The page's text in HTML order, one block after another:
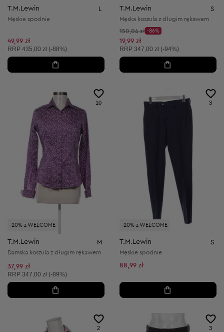
T.M.Lewin L
Męskie spodnie
49,99 zł
Cena sugerowana:
RRP 435,00 zł (-88%)
T.M.Lewin S
Męska koszula z długim rękawem
Cena początkowa:
150,04 zł
Discount Price:
-86%
Obniżona cena:
19,99 zł
Cena sugerowana:
RRP 347,00 zł (-94%)
-20% z WELCOME
10
T.M.Lewin M
Damska koszula z długim rękawem
37,99 zł
Cena sugerowana:
RRP 347,00 zł (-89%)
-20% z WELCOME
3
T.M.Lewin S
Męskie spodnie
88,99 zł
2 3